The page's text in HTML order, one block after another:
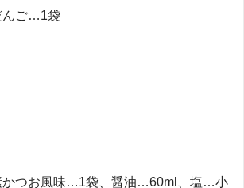
んご…1袋
かつお風味…1袋、醤油…60ml、塩…小